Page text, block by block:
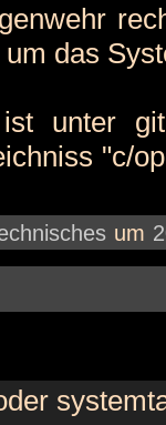
um das
unter
"c/
um